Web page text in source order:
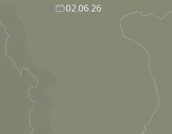
02.06.26